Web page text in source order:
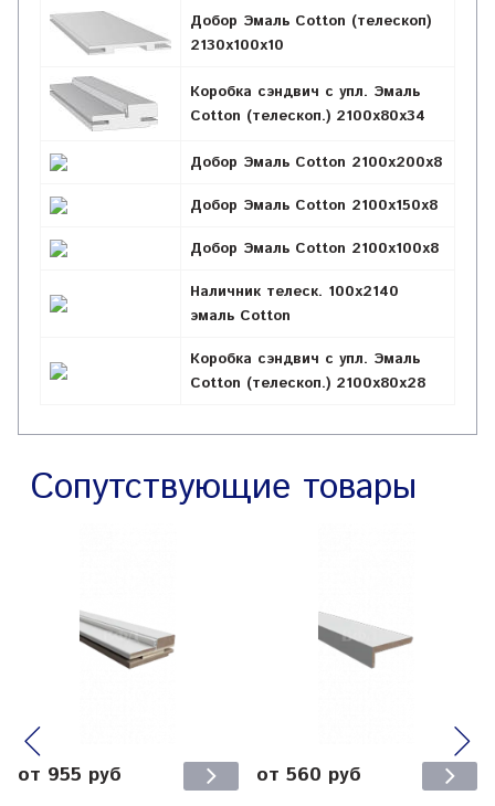
Добор Эмаль Cotton (телескоп)
2130х100х10
Коробка сэндвич с упл. Эмаль
Cotton (телескоп.) 2100х80х34
Добор Эмаль Cotton 2100х200х8
Добор Эмаль Cotton 2100х150х8
Добор Эмаль Cotton 2100х100х8
Наличник телеск. 100х2140
эмаль Cotton
Коробка сэндвич с упл. Эмаль
Cotton (телескоп.) 2100х80х28
Сопутствующие товары
от 955 руб от 560 руб